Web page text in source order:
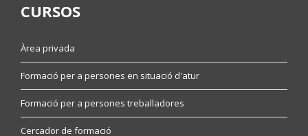
CURSOS
Àrea privada
Formació per a persones en situació d'atur
Formació per a persones treballadores
Cercador de formació